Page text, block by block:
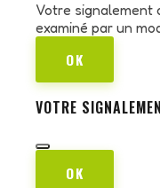
Votre signalement
examiné par un
OK
VOTRE
OK